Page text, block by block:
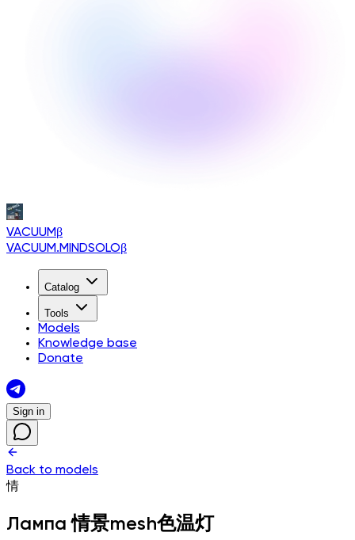
VACUUMβ
VACUUM.MINDSOLOβ
Catalog
Tools
Models
Knowledge base
Donate
Sign in
Back to models
情
Лампа 情景mesh色温灯